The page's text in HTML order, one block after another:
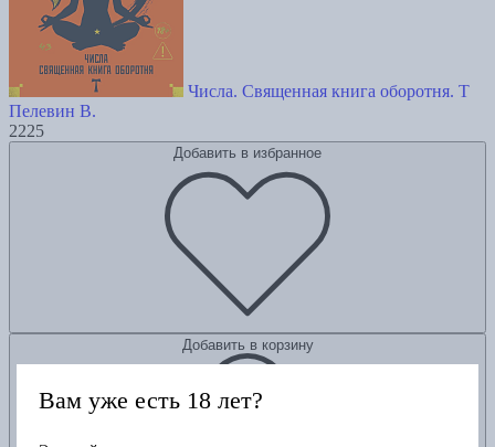
Числа. Священная книга оборотня. T
Пелевин В.
2225
Добавить в избранное
Добавить в корзину
Вам уже есть 18 лет?